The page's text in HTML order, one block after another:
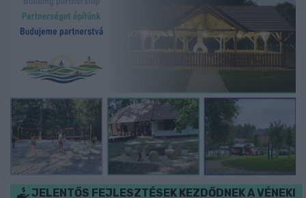
JELENTŐS FEJLESZTÉSEK KEZDŐDNEK A VÉNEKI